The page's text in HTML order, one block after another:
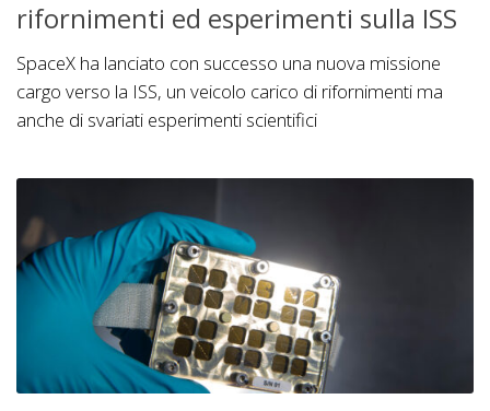
rifornimenti ed esperimenti sulla ISS
SpaceX ha lanciato con successo una nuova missione
cargo verso la ISS, un veicolo carico di rifornimenti ma
anche di svariati esperimenti scientifici